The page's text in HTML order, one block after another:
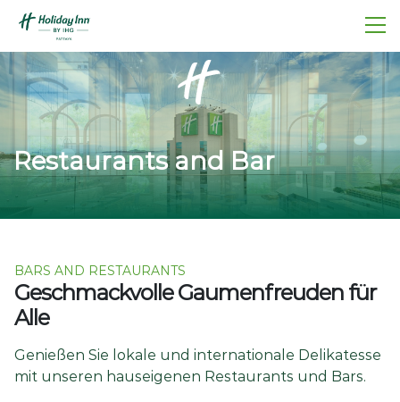
Restaurants and Bar
BARS AND RESTAURANTS
Geschmackvolle Gaumenfreuden für
Alle
Genießen Sie lokale und internationale Delikatesse
mit unseren hauseigenen Restaurants und Bars.